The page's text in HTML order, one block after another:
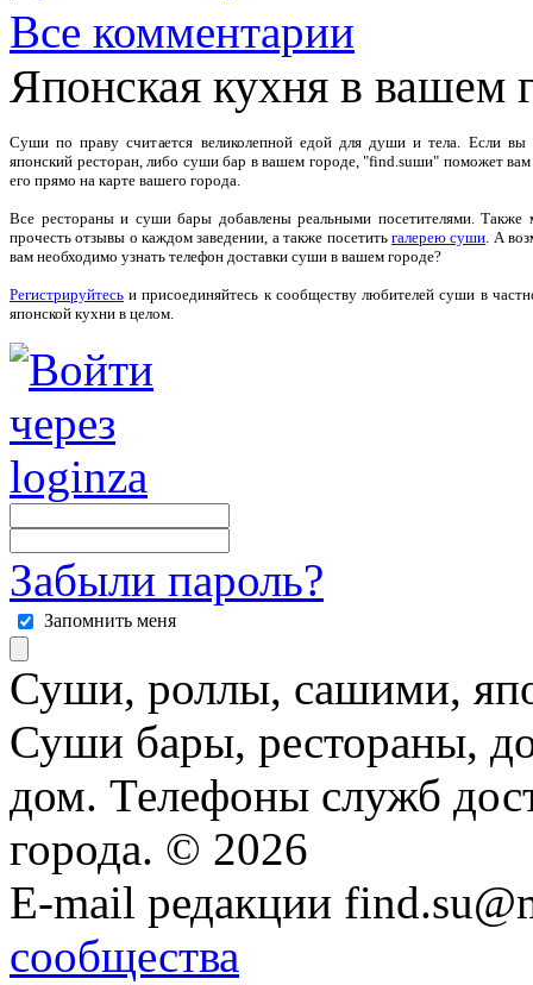
Все комментарии
Японская кухня в вашем
Суши по праву считается великолепной едой для души и тела. Если вы
японский ресторан, либо суши бар в вашем городе, "find.suши" поможет
его прямо на карте вашего города.
Все рестораны и суши бары добавлены реальными посетителями. Также
прочесть отзывы о каждом заведении, а также посетить галерею суши. А
вам необходимо узнать телефон доставки суши в вашем городе?
Регистрируйтесь и присоединяйтесь к сообществу любителей суши в
японской кухни в целом.
Забыли пароль?
Запомнить меня
Суши, роллы, сашими,
Суши бары, рестораны,
дом. Телефоны служб
города. © 2026
E-mail редакции
сообщества